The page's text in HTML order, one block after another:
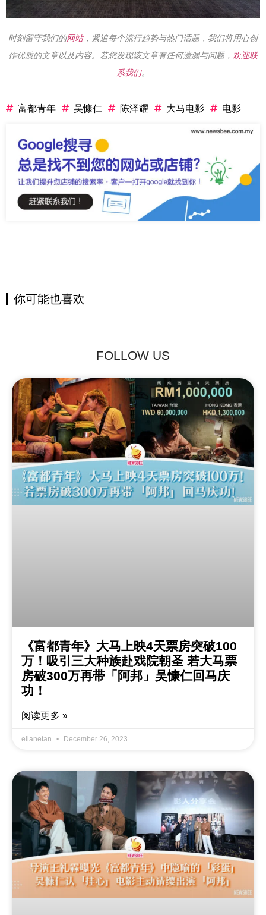
时刻留守我们的网站，紧追每个流行趋势与热门话题，我们将用心创
作优质的文章以及内容。若您发现该文章有任何遗漏与问题， 欢迎联
系我们。
富都青年 吴慷仁 陈泽耀 大马电影 电影
你可能也喜欢
FOLLOW US
《富都青年》大马上映4天票房突破100
万！吸引三大种族赴戏院朝圣 若大马票
房破300万再带「阿邦」吴慷仁回马庆
功！
阅读更多 »
elianetan December 26, 2023